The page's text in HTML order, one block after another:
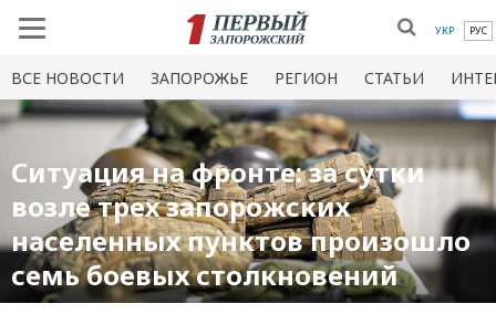
УКР РУС
ВСЕ НОВОСТИ ЗАПОРОЖЬЕ РЕГИОН СТАТЬИ
Ситуация на фронте: за сутки
возле трех запорожских
населенных пунктов произошло
семь боевых столкновений